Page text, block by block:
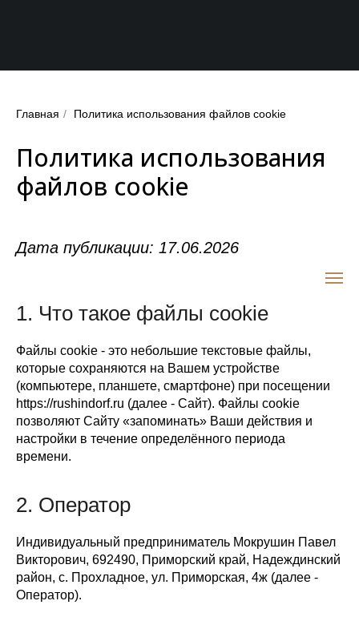
Главная / Политика использования файлов cookie
Политика использования
файлов cookie
Дата публикации: 17.06.2026
1. Что такое файлы cookie
Файлы cookie - это небольшие текстовые файлы,
которые сохраняются на Вашем устройстве
(компьютере, планшете, смартфоне) при посещении
https://rushindorf.ru (далее - Сайт). Файлы cookie
позволяют Сайту «запоминать» Ваши действия и
настройки в течение определённого периода
времени.
2. Оператор
Индивидуальный предприниматель Мокрушин Павел
Викторович, 692490, Приморский край, Надеждинский
район, с. Прохладное, ул. Приморская, 4ж (далее -
Оператор).